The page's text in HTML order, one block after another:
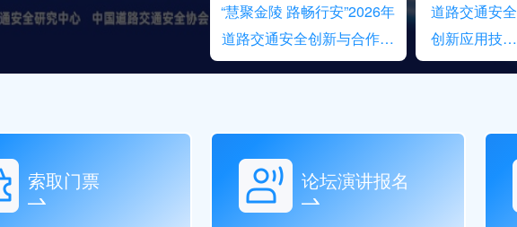
“慧聚金陵 路畅行安”2026年
道路交通安全创新与合作大
会
道路交通安全
创新应用技术
交流
索取门票 论坛演讲报名